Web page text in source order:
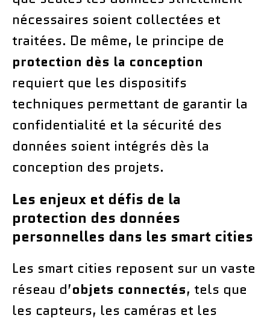
nécessaires soient collectées et
traitées. De même, le principe de
protection dès la conception
requiert que les dispositifs
techniques permettant de garantir la
confidentialité et la sécurité des
données soient intégrés dès la
conception des projets.
Les enjeux et défis de la
protection des données
personnelles dans les smart cities
Les smart cities reposent sur un vaste
réseau d’objets connectés, tels que
les capteurs, les caméras et les